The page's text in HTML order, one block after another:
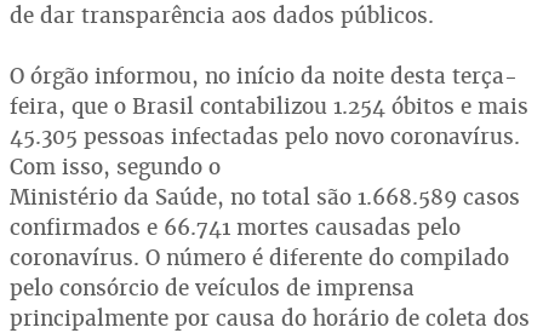
de dar transparência aos dados públicos.
O órgão informou, no início da noite desta terça-
feira, que o Brasil contabilizou 1.254 óbitos e mais
45.305 pessoas infectadas pelo novo coronavírus.
Com isso, segundo o
Ministério da Saúde, no total são 1.668.589 casos
confirmados e 66.741 mortes causadas pelo
coronavírus. O número é diferente do compilado
pelo consórcio de veículos de imprensa
principalmente por causa do horário de coleta dos